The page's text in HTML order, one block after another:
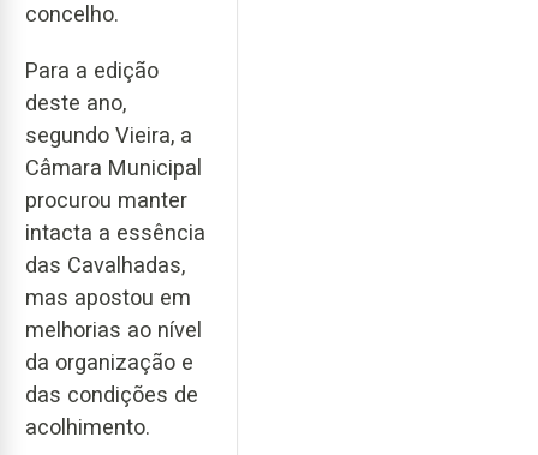
concelho.
Para a edição
deste ano,
segundo Vieira, a
Câmara Municipal
procurou manter
intacta a essência
das Cavalhadas,
mas apostou em
melhorias ao nível
da organização e
das condições de
acolhimento.